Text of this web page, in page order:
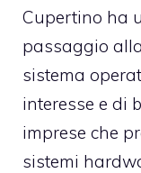
Cupertino ha
passaggio
sistema
interesse e di
imprese che
sistemi